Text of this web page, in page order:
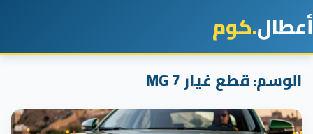
أعطال.كوم
الوسم:قطع غيار MG 7